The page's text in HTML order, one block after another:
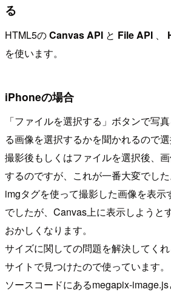
る
HTML5のCanvas API と File API 、
を使います。
iPhoneの場合
「ファイルを選択する」ボタンで写
る画像を選択するかを聞かれるので選
撮影後もしくはファイルを選択後、
するのですが、これが一番大変でした
imgタグを使って撮影した画像を表示
でしたが、Canvas上に表示しようと
おかしくなります。
サイズに関しての問題を解決してく
サイトで見つけたので使っています。
ソースコードにあるmegapix-